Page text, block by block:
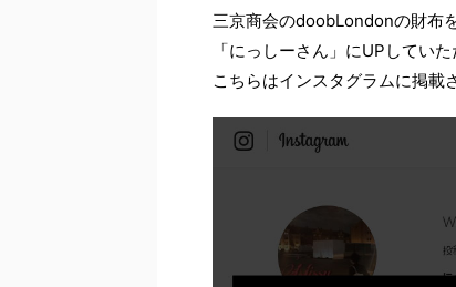
三京商会のdoobLondonの財布
「にっしーさん」にUPしていた
こちらはインスタグラムに掲載